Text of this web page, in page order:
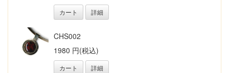
カート 詳細
CHS002
1980 円(税込)
カート 詳細